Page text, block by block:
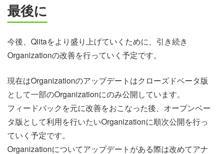
最後に
今後、Qiitaをより盛り上げていくために、引き続き
Organizationの改善を行っていく予定です。
現在はOrganizationのアップデートはクローズドベータ版
として一部のOrganizationにのみ公開しています。
フィードバックを元に改善をおこなった後、オープンベー
タ版として利用を行いたいOrganizationに順次公開を行っ
ていく予定です。
Organizationについてアップデートがある際は改めてアナ